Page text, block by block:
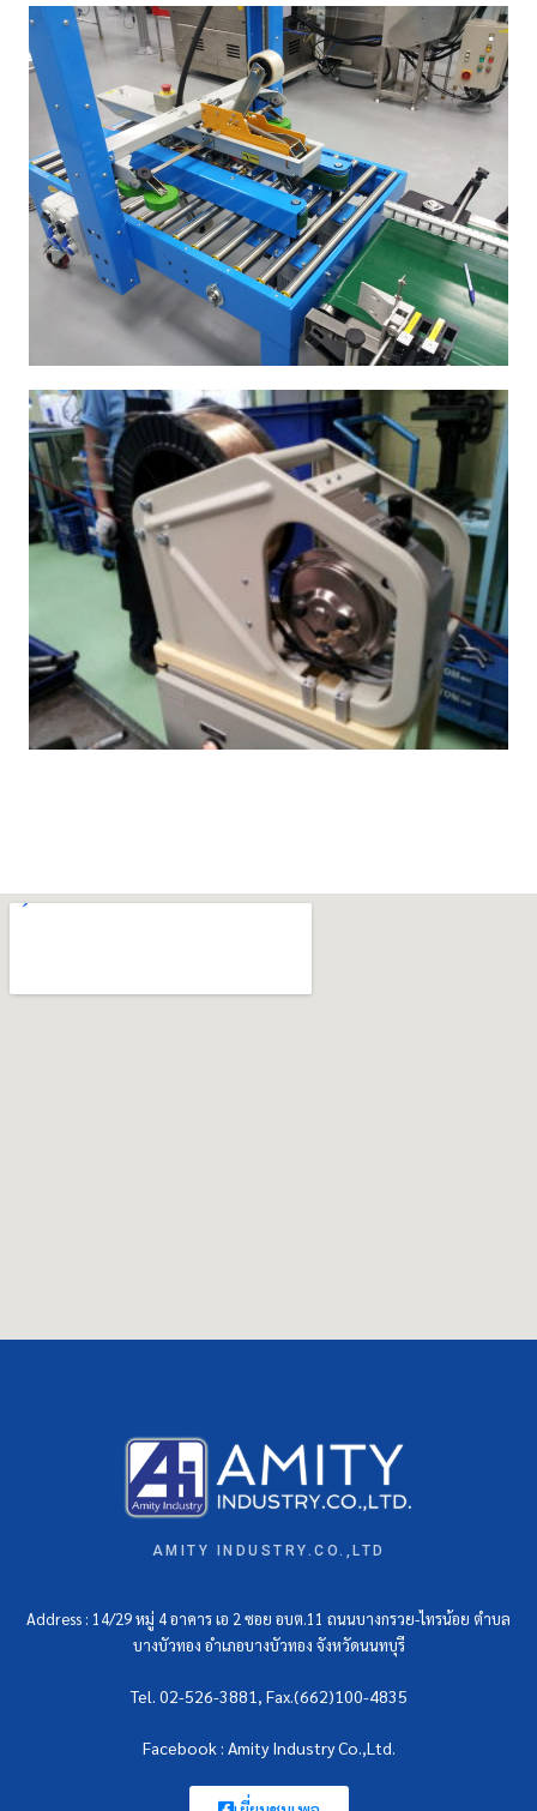
AMITY INDUSTRY.CO.,LTD
Address : 14/29 หมู่ 4 อาคาร เอ 2 ซอย อบต.11 ถนนบางกรวย-ไทรน้อย ตำบล
บางบัวทอง อำเภอบางบัวทอง จังหวัดนนทบุรี
Tel. 02-526-3881, Fax.(662)100-4835
Facebook : Amity Industry Co.,Ltd.